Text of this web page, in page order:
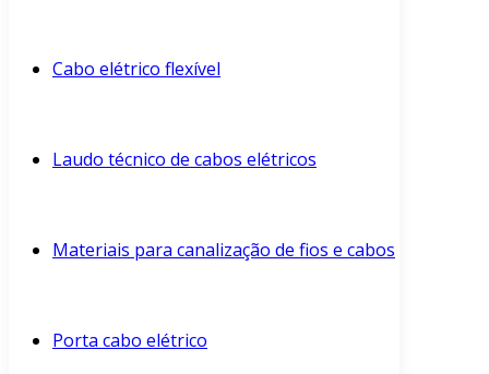
Cabo elétrico flexível
Laudo técnico de cabos elétricos
Materiais para canalização de fios e cabos
Porta cabo elétrico